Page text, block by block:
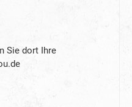
Sie dort Ihre